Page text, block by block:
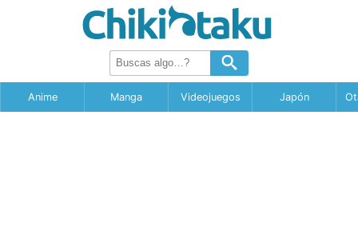
Anime Manga Videojuegos Japón